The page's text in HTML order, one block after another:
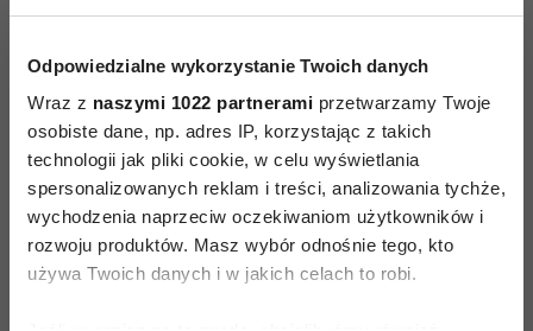
Odpowiedzialne wykorzystanie Twoich danych
Wraz z naszymi 1022 partnerami przetwarzamy Twoje
osobiste dane, np. adres IP, korzystając z takich
technologii jak pliki cookie, w celu wyświetlania
spersonalizowanych reklam i treści, analizowania tychże,
wychodzenia naprzeciw oczekiwaniom użytkowników i
rozwoju produktów. Masz wybór odnośnie tego, kto
używa Twoich danych i w jakich celach to robi.
Wściekły pies– ktoś z najbliższych
Cierpiący,chory pies– dręczą cię
problemy, które mogą się negatywnie odbić
na twoim zdrowiu. Zadbaj o siebie.
Kulawy czworonóg– pies kulawy albo bez
łapy symbolizuje straty, które
najprawdopodobniej poniesiesz w